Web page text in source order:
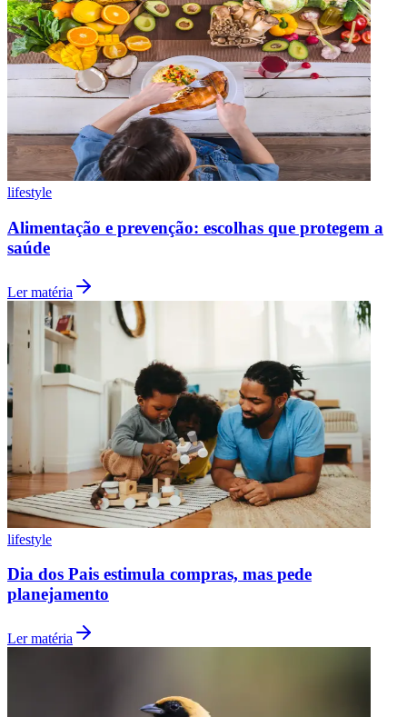
Botafogo
lifestyle
Alimentação e prevenção: escolhas que protegem a
saúde
Ler matéria
lifestyle
Dia dos Pais estimula compras, mas pede
planejamento
Ler matéria